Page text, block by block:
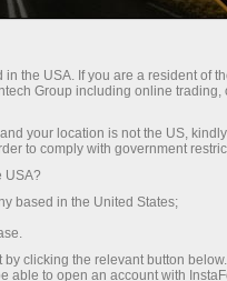
the USA. If you are a resident of
Group including online trading,
your location is not the US,
to comply with government
USA?
based in the United States;
clicking the relevant button
able to open an account with